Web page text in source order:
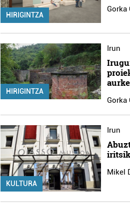
HIRIGINTZA
Gorka
HIRIGINTZA
Irun
Gorka
KULTURA
Irun
Mikel